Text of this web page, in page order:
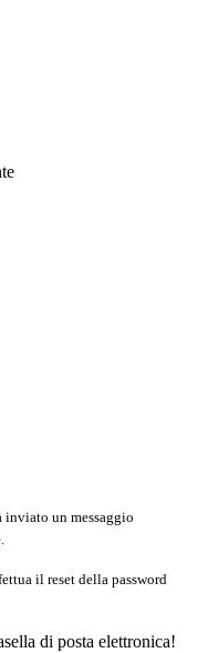
inviato un messaggio
il reset della password
di posta elettronica!